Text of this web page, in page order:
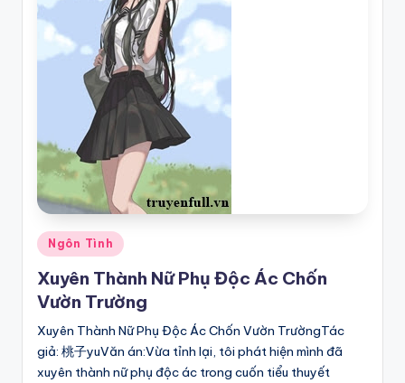
Posted
in
Ngôn Tình
Xuyên Thành Nữ Phụ Độc Ác Chốn
Vườn Trường
Xuyên Thành Nữ Phụ Độc Ác Chốn Vườn TrườngTác
giả: 桃子yuVăn án:Vừa tỉnh lại, tôi phát hiện mình đã
xuyên thành nữ phụ độc ác trong cuốn tiểu thuyết